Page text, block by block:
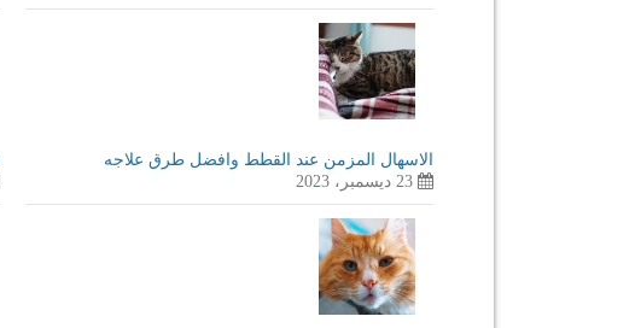
الاسهال المزمن عند القطط وافضل طرق علاجه
23 ديسمبر، 2023